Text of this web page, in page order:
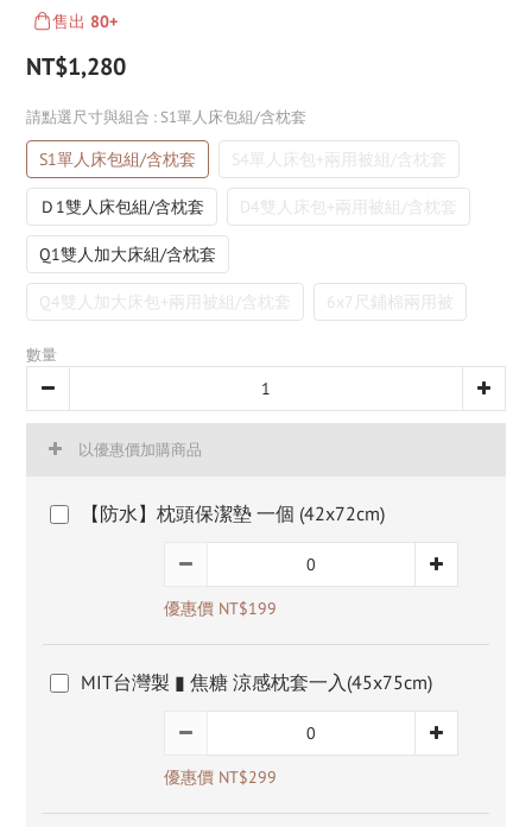
售出 80+
NT$1,280
請點選尺寸與組合 : S1單人床包組/含枕套
S1單人床包組/含枕套 S4單人床包+兩用被組/含枕套
Ｄ1雙人床包組/含枕套 D4雙人床包+兩用被組/含枕套
Q1雙人加大床組/含枕套
Q4雙人加大床包+兩用被組/含枕套 6x7尺鋪棉兩用被
數量
以優惠價加購商品
【防水】枕頭保潔墊 一個 (42x72cm)
優惠價 NT$199
MIT台灣製 ▮ 焦糖 涼感枕套一入(45x75cm)
優惠價 NT$299